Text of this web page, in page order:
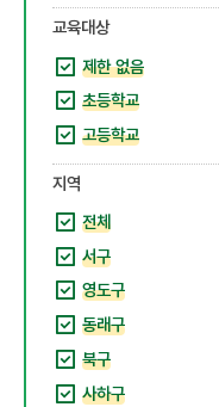
교육대상
제한 없음
초등학교
고등학교
지역
전체
서구
영도구
동래구
북구
사하구